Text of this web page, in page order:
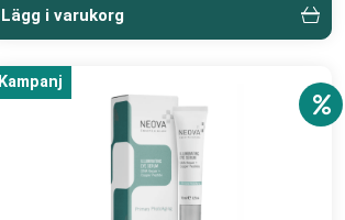
Lägg i varukorg
Kampanj